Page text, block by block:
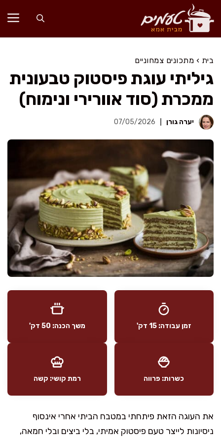
לדלג
לתוכן
בית › מתכונים צמחוניים
גיליתי עוגת פיסטוק טבעונית
ממכרת (סוד אוורירי ונימוח)
יערה גורן 07/05/2026
זמן עבודה: 15 דק' משך הכנה: 50 דק'
כשרות: פרווה רמת קושי: קשה
את העוגה הזאת פיתחתי במטבח הביתי אחרי אינסוף
ניסיונות לייצר טעם פיסטוק אמיתי, בלי ביצים ובלי חמאה,